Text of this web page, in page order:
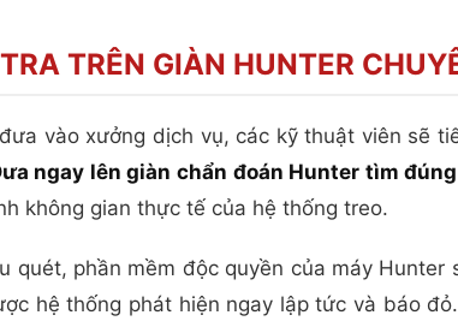
TRÊN GIÀN HUNTER
vào xưởng dịch vụ, các kỹ thuật viên sẽ
ngay lên giàn chẩn đoán Hunter tìm
không gian thực tế của hệ thống treo.
quét, phần mềm độc quyền của máy
hệ thống phát hiện ngay lập tức và báo